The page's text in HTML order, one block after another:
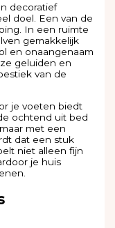
decoratief
doel. Een van de
In een ruimte
gemakkelijk
en onaangenaam
geluiden en
van de
je voeten biedt
ochtend uit bed
met een
dat een stuk
niet alleen fijn
je huis